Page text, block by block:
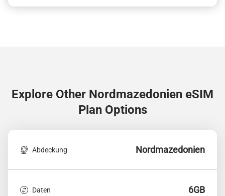
Explore Other Nordmazedonien eSIM
Plan Options
Abdeckung Nordmazedonien
Daten 6GB